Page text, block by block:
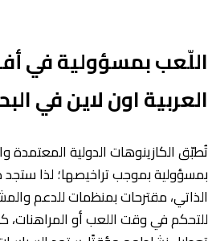
اللّعب بمسؤولية في
العربية اون لاين في
تُطبّق الكازينوهات الدولية
بمسؤولية بموجب تراخيصها؛ لذا ستجد
الذاتي، مقترحات بمنظمات للدعم
للتحكم في وقت اللعب أو المراهنات،